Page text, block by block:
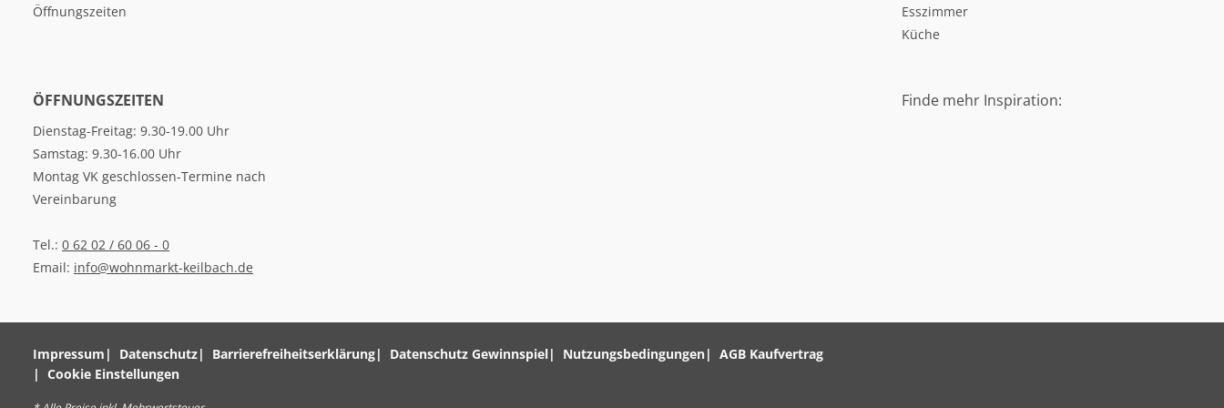
Öffnungszeiten
Esszimmer
Küche
ÖFFNUNGSZEITEN
Dienstag-Freitag: 9.30-19.00 Uhr
Samstag: 9.30-16.00 Uhr
Montag VK geschlossen-Termine nach
Vereinbarung
Tel.: 0 62 02 / 60 06 - 0
Email: info@wohnmarkt-keilbach.de
Finde mehr Inspiration:
Impressum Datenschutz Barrierefreiheitserklärung Datenschutz Gewinnspiel Nutzungsbedingungen
AGB Kaufvertrag
Cookie Einstellungen